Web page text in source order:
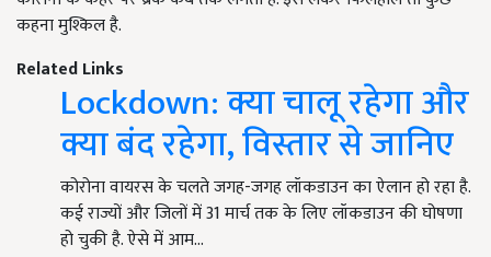
कहना मुश्किल है.
Related Links
Lockdown: क्या चालू रहेगा और
क्या बंद रहेगा, विस्तार से जानिए
कोरोना वायरस के चलते जगह-जगह लॉकडाउन का ऐलान हो रहा है.
कई राज्यों और जिलों में 31 मार्च तक के लिए लॉकडाउन की घोषणा
हो चुकी है. ऐसे में आम…